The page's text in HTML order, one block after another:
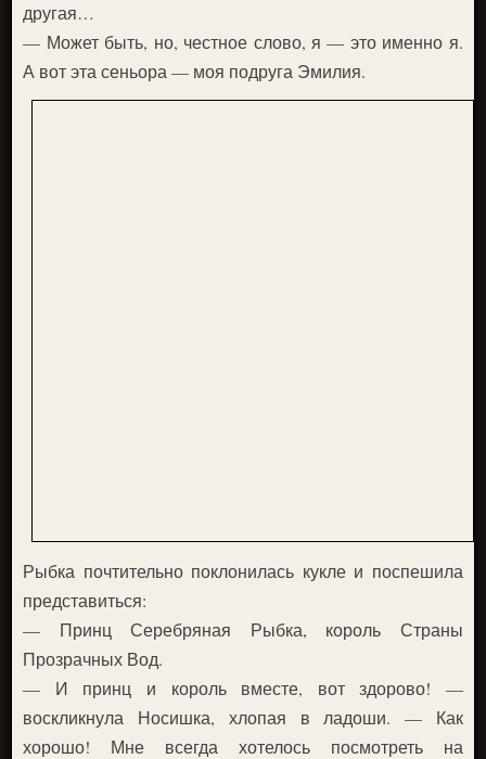
другая…
— Может быть, но, честное слово, я — это именно я.
А вот эта сеньора — моя подруга Эмилия.
Рыбка почтительно поклонилась кукле и поспешила
представиться:
— Принц Серебряная Рыбка, король Страны
Прозрачных Вод.
— И принц и король вместе, вот здорово! —
воскликнула Носишка, хлопая в ладоши. — Как
хорошо! Мне всегда хотелось посмотреть на